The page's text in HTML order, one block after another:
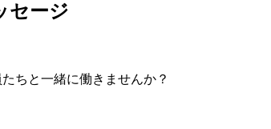
セージ
ちと一緒に働きませんか？